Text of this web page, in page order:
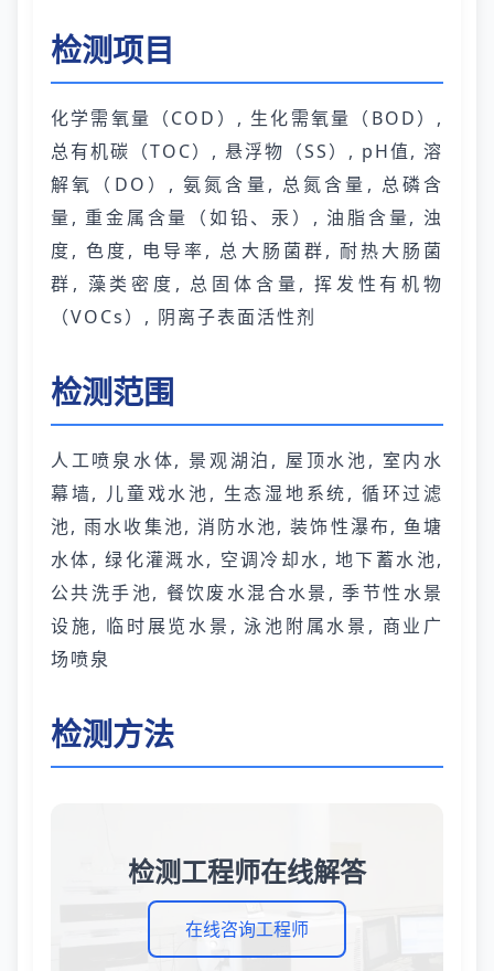
检测项目
化学需氧量（COD）, 生化需氧量（BOD）,
总有机碳（TOC）, 悬浮物（SS）, pH值, 溶
解氧（DO）, 氨氮含量, 总氮含量, 总磷含
量, 重金属含量（如铅、汞）, 油脂含量, 浊
度, 色度, 电导率, 总大肠菌群, 耐热大肠菌
群, 藻类密度, 总固体含量, 挥发性有机物
（VOCs）, 阴离子表面活性剂
检测范围
人工喷泉水体, 景观湖泊, 屋顶水池, 室内水
幕墙, 儿童戏水池, 生态湿地系统, 循环过滤
池, 雨水收集池, 消防水池, 装饰性瀑布, 鱼塘
水体, 绿化灌溉水, 空调冷却水, 地下蓄水池,
公共洗手池, 餐饮废水混合水景, 季节性水景
设施, 临时展览水景, 泳池附属水景, 商业广
场喷泉
检测方法
检测工程师在线解答
在线咨询工程师